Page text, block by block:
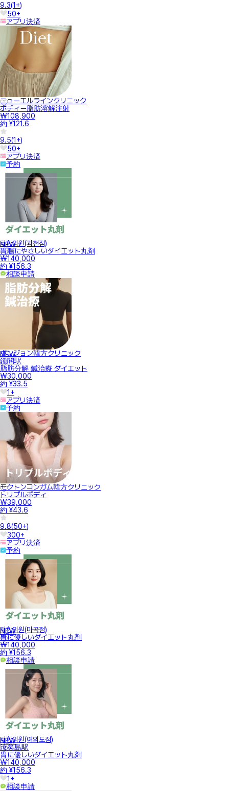
9.3(1+)
50+
アプリ決済
ニューエルラインクリニック
ボディー脂肪溶解注射
₩108,900
約 ¥121.6
9.5(1+)
50+
アプリ決済
予約
NEW
터한의원(과천점)
胃腸にやさしいダイエット丸剤
₩140,000
約 ¥156.3
相談申請
NEW
ボンジョン韓方クリニック
鍾閣駅
脂肪分解 鍼治療 ダイエット
₩30,000
約 ¥33.5
1+
アプリ決済
予約
モクトンコンガム韓方クリニック
トリプルボディ
₩39,000
約 ¥43.6
9.8(50+)
300+
アプリ決済
予約
NEW
터한의원(마곡점)
胃に優しいダイエット丸剤
₩140,000
約 ¥156.3
相談申請
NEW
터한의원(여의도점)
汝矣島駅
胃に優しいダイエット丸剤
₩140,000
約 ¥156.3
1+
相談申請